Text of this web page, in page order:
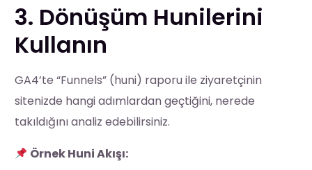
3. Dönüşüm Hunilerini
Kullanın
GA4’te “Funnels” (huni) raporu ile ziyaretçinin
sitenizde hangi adımlardan geçtiğini, nerede
takıldığını analiz edebilirsiniz.
Örnek Huni Akışı: